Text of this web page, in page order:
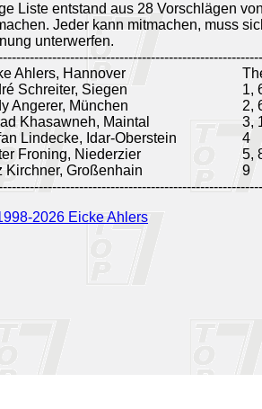
Liste entstand aus 28 Vorschlägen
Jeder kann mitmachen, muss
unterwerfen.
Ahlers, Hannover
Schreiter, Siegen
1,
Angerer, München
2,
Khasawneh, Maintal
3,
Lindecke, Idar-Oberstein
4
Froning, Niederzier
5,
Kirchner, Großenhain
9
2026 Eicke Ahlers